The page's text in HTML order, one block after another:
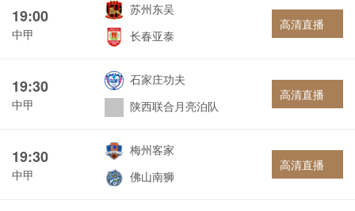
19:00
中甲
苏州东吴
长春亚泰
高清直播
19:30
中甲
石家庄功夫
陕西联合月亮泊队
高清直播
19:30
中甲
梅州客家
佛山南狮
高清直播